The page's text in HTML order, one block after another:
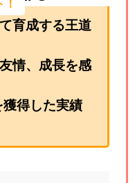
育成する王道
情、成長を感
獲得した実績